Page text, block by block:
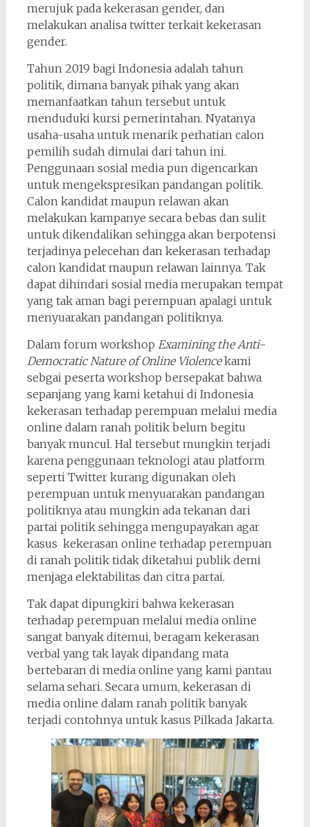
merujuk pada kekerasan gender, dan
melakukan analisa twitter terkait kekerasan
gender.
Tahun 2019 bagi Indonesia adalah tahun
politik, dimana banyak pihak yang akan
memanfaatkan tahun tersebut untuk
menduduki kursi pemerintahan. Nyatanya
usaha-usaha untuk menarik perhatian calon
pemilih sudah dimulai dari tahun ini.
Penggunaan sosial media pun digencarkan
untuk mengekspresikan pandangan politik.
Calon kandidat maupun relawan akan
melakukan kampanye secara bebas dan sulit
untuk dikendalikan sehingga akan berpotensi
terjadinya pelecehan dan kekerasan terhadap
calon kandidat maupun relawan lainnya. Tak
dapat dihindari sosial media merupakan tempat
yang tak aman bagi perempuan apalagi untuk
menyuarakan pandangan politiknya.
Dalam forum workshop Examining the Anti-
Democratic Nature of Online Violencekami
sebgai peserta workshop bersepakat bahwa
sepanjang yang kami ketahui di Indonesia
kekerasan terhadap perempuan melalui media
online dalam ranah politik belum begitu
banyak muncul. Hal tersebut mungkin terjadi
karena penggunaan teknologi atau platform
seperti Twitter kurang digunakan oleh
perempuan untuk menyuarakan pandangan
politiknya atau mungkin ada tekanan dari
partai politik sehingga mengupayakan agar
kasus kekerasan online terhadap perempuan
di ranah politik tidak diketahui publik demi
menjaga elektabilitas dan citra partai.
Tak dapat dipungkiri bahwa kekerasan
terhadap perempuan melalui media online
sangat banyak ditemui, beragam kekerasan
verbal yang tak layak dipandang mata
bertebaran di media online yang kami pantau
selama sehari. Secara umum, kekerasan di
media online dalam ranah politik banyak
terjadi contohnya untuk kasus Pilkada Jakarta.